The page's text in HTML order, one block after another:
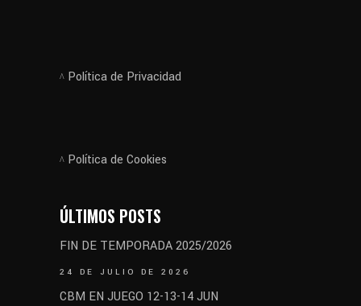
Política de Privacidad
Política de Cookies
ÚLTIMOS POSTS
FIN DE TEMPORADA 2025/2026
24 DE JULIO DE 2026
CBM EN JUEGO 12-13-14 JUN